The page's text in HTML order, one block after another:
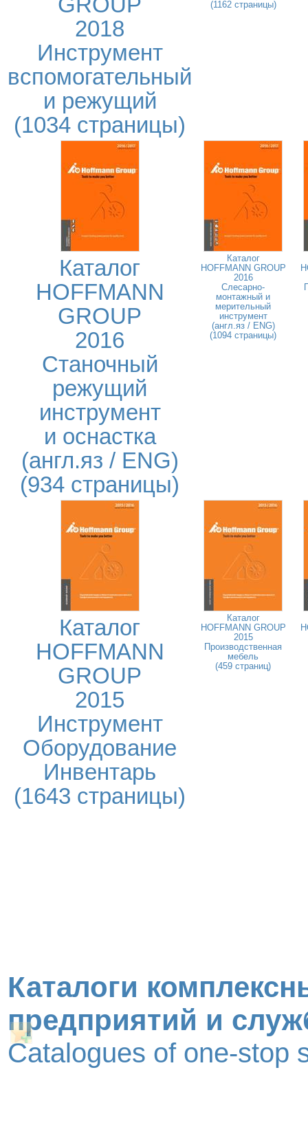
2018
Инструмент
вспомогательный
и режущий
(1034 страницы)
(1162 страницы)
Каталог
HOFFMANN
GROUP
2016
Станочный
режущий
инструмент
и оснастка
(англ.яз / ENG)
(934 страницы)
Каталог
HOFFMANN GROUP
2016
Слесарно-
монтажный и
мерительный
инструмент
(англ.яз / ENG)
(1094 страницы)
Каталог
HOFFMANN
GROUP
2015
Инструмент
Оборудование
Инвентарь
(1643 страницы)
Каталог
HOFFMANN GROUP
2015
Производственная
мебель
(459 страниц)
Каталоги
предприятий и
Catalogues of one-stop